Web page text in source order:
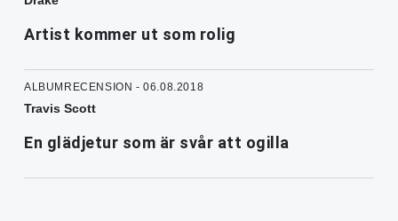
Artist kommer ut som rolig
ALBUMRECENSION - 06.08.2018
Travis Scott
En glädjetur som är svår att ogilla